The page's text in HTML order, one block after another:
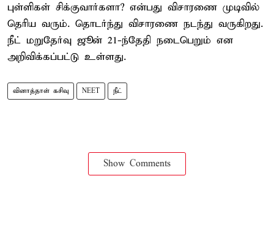
புள்ளிகள் சிக்குவார்களா? என்பது விசாரணை முடிவில்
தெரிய வரும். தொடர்ந்து விசாரணை நடந்து வருகிறது.
நீட் மறுதேர்வு ஜூன் 21-ந்தேதி நடைபெறும் என
அறிவிக்கப்பட்டு உள்ளது.
வினாத்தாள் கசிவு NEET நீட்
Show Comments